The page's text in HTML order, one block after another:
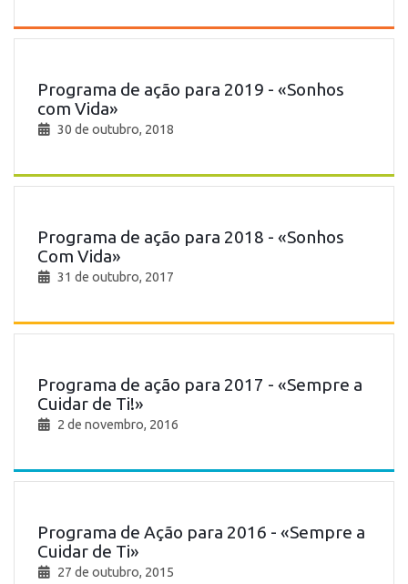
Programa de ação para 2019 - «Sonhos
com Vida»
30 de outubro, 2018
Programa de ação para 2018 - «Sonhos
Com Vida»
31 de outubro, 2017
Programa de ação para 2017 - «Sempre a
Cuidar de Ti!»
2 de novembro, 2016
Programa de Ação para 2016 - «Sempre a
Cuidar de Ti»
27 de outubro, 2015